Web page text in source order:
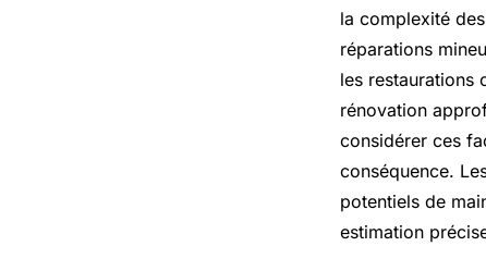
la complexité
réparations
les restaurations
rénovation
considérer ces
conséquence.
potentiels de
estimation